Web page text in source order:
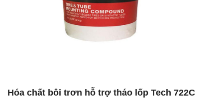
Hóa chất bôi trơn hỗ trợ tháo lốp Tech 722C